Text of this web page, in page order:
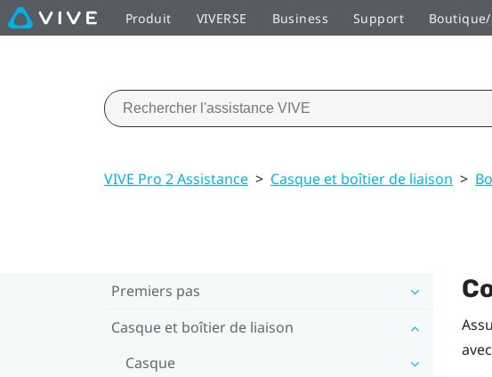
Produit VIVERSE Business Support
VIVE Pro 2 Assistance > Casque et boîtier de liaison >
Premiers pas
Casque et boîtier de liaison
Casque
avec